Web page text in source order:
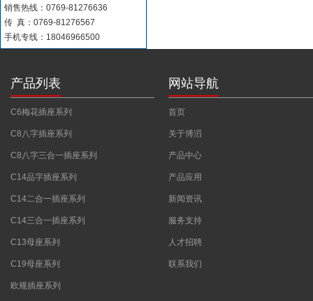
销售热线：0769-81276636
传 真：0769-81276567
手机专线：18046966500
产品列表
C6梅花插座系列
C8八字插座系列
C8八字三合一插座系列
C14品字插座系列
C14二合一插座系列
C14三合一插座系列
C13母座系列
C19母座系列
欧规插座系列
网站导航
首页
关于博滔
产品中心
产品应用
新闻资讯
服务支持
人才招聘
联系我们